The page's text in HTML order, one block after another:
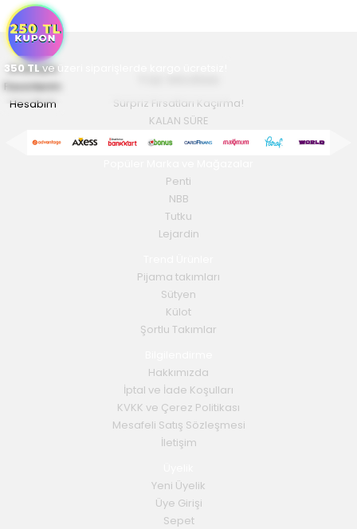
350 TLve üzeri siparişlerde kargo ücretsiz!
Anasayfa
Favorilerim
Hesabım
Yaz Modası
Sürpriz Fırsatları Kaçırma!
KALAN SÜRE
Penti
NBB
Tutku
Lejardin
Pijama takımları
Sütyen
Külot
Şortlu Takımlar
Hakkımızda
İptal ve İade Koşulları
KVKK ve Çerez Politikası
Mesafeli Satış Sözleşmesi
İletişim
Yeni Üyelik
Üye Girişi
Sepet